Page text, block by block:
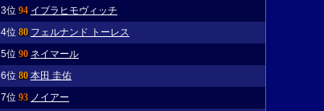
3位94 イブラヒモヴィッチ
4位80 フェルナンド トーレス
5位90 ネイマール
6位80 本田 圭佑
7位93 ノイアー